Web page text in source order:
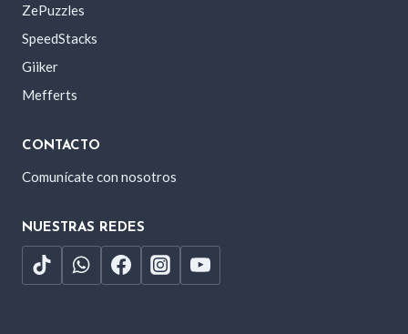
ZePuzzles
SpeedStacks
Giiker
Mefferts
CONTACTO
Comunícate con nosotros
NUESTRAS REDES